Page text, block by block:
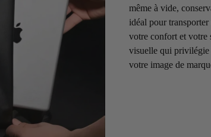
même à vide,
idéal pour
votre confort et votre
visuelle qui privilégie
votre image de